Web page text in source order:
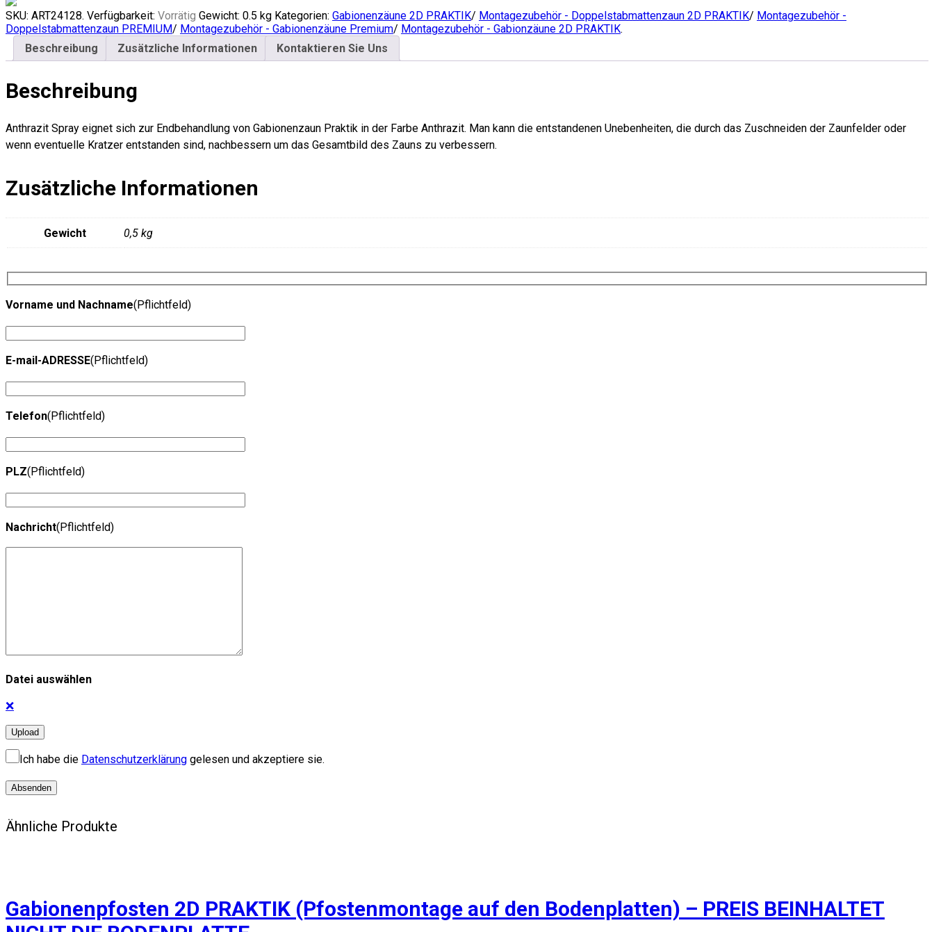
SKU: ART24128. Verfügbarkeit: Vorrätig Gewicht: 0.5 kg Kategorien: Gabionenzäune 2D PRAKTIK/ Montagezubehör - Doppelstabmattenzaun 2D PRAKTIK/ Montagezubehör -
Doppelstabmattenzaun PREMIUM/ Montagezubehör - Gabionenzäune Premium/ Montagezubehör - Gabionzäune 2D PRAKTIK.
Beschreibung
Zusätzliche Informationen Kontaktieren Sie Uns
Beschreibung
Anthrazit Spray eignet sich zur Endbehandlung von Gabionenzaun Praktik in der Farbe Anthrazit. Man kann die entstandenen Unebenheiten, die durch das Zuschneiden der Zaunfelder oder
wenn eventuelle Kratzer entstanden sind, nachbessern um das Gesamtbild des Zauns zu verbessern.
Zusätzliche Informationen
Gewicht 0,5 kg
Vorname und Nachname(Pflichtfeld)
E-mail-ADRESSE(Pflichtfeld)
Telefon(Pflichtfeld)
PLZ(Pflichtfeld)
Nachricht(Pflichtfeld)
Datei auswählen
❌
Ich habe die Datenschutzerklärung gelesen und akzeptiere sie.
Ähnliche Produkte
Gabionenpfosten 2D PRAKTIK (Pfostenmontage auf den Bodenplatten) – PREIS BEINHALTET